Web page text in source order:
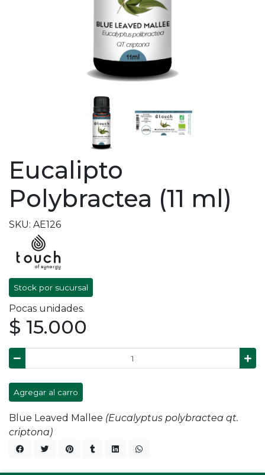
Eucalipto
Polybractea (11 ml)
SKU: AE126
Stock por sucursal
Pocas unidades.
$ 15.000
Agregar al carro
Blue Leaved Mallee (Eucalyptus polybractea qt.
criptona)